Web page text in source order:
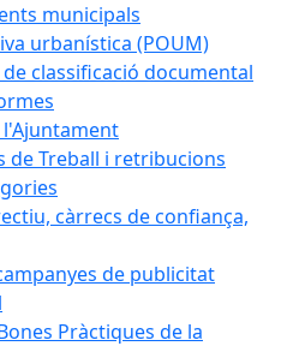
municipals
urbanística (POUM)
classificació documental
de Treball i retribucions
càrrecs de confiança,
de publicitat
Pràctiques de la